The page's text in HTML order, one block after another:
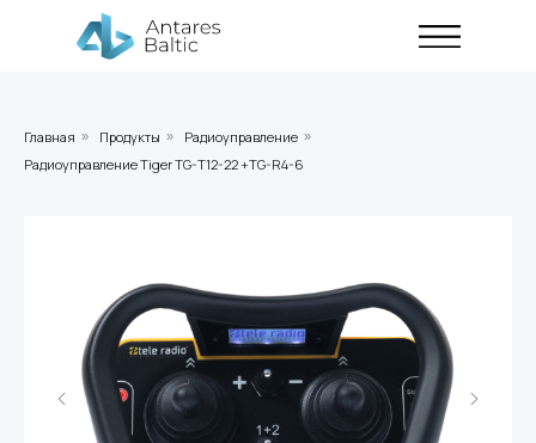
Главная » Продукты » Радиоуправление »
Радиоуправление Tiger TG-T12-22 +TG-R4-6